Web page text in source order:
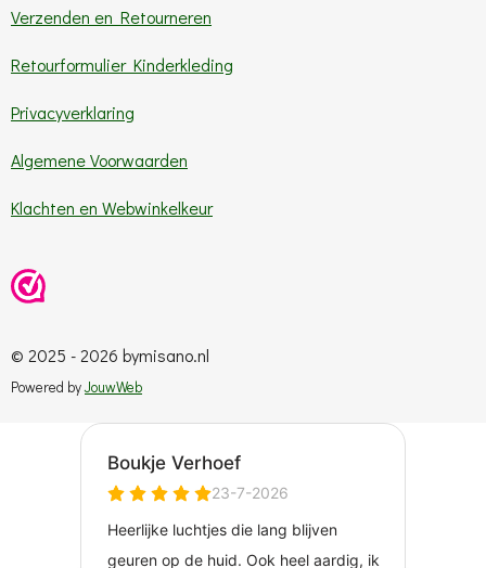
Verzenden en Retourneren
Retourformulier Kinderkleding
Privacyverklaring
Algemene Voorwaarden
Klachten en Webwinkelkeur
© 2025 - 2026 bymisano.nl
Powered byJouwWeb